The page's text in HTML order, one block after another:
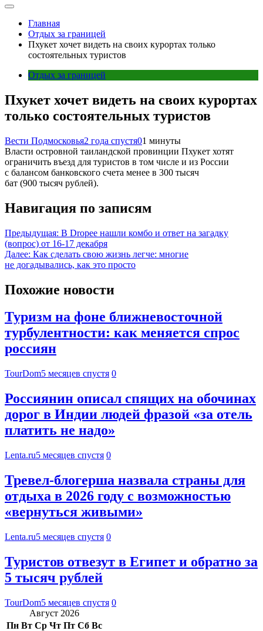
Главная
Отдых за границей
Пхукет хочет видеть на своих курортах только
состоятельных туристов
Отдых за границей
Пхукет хочет видеть на своих курортах
только состоятельных туристов
Вести Подмосковья2 года спустя01 минуты
Власти островной таиландской провинции Пхукет хотят
ограничить въезд для туристов в том числе и из России
с балансом банковского счета менее в 300 тысяч
бат (900 тысяч рублей).
Навигация по записям
Предыдущая: В Dropee нашли комбо и ответ на загадку
(вопрос) от 16-17 декабря
Далее: Как сделать свою жизнь легче: многие
не догадывались, как это просто
Похожие новости
Туризм на фоне ближневосточной
турбулентности: как меняется спрос
россиян
TourDom5 месяцев спустя 0
Россиянин описал спящих на обочинах
дорог в Индии людей фразой «за отель
платить не надо»
Lenta.ru5 месяцев спустя 0
Тревел-блогерша назвала страны для
отдыха в 2026 году с возможностью
«вернуться живыми»
Lenta.ru5 месяцев спустя 0
Туристов отвезут в Египет и обратно за
5 тысяч рублей
TourDom5 месяцев спустя 0
Август 2026
Пн Вт Ср Чт Пт Сб Вс